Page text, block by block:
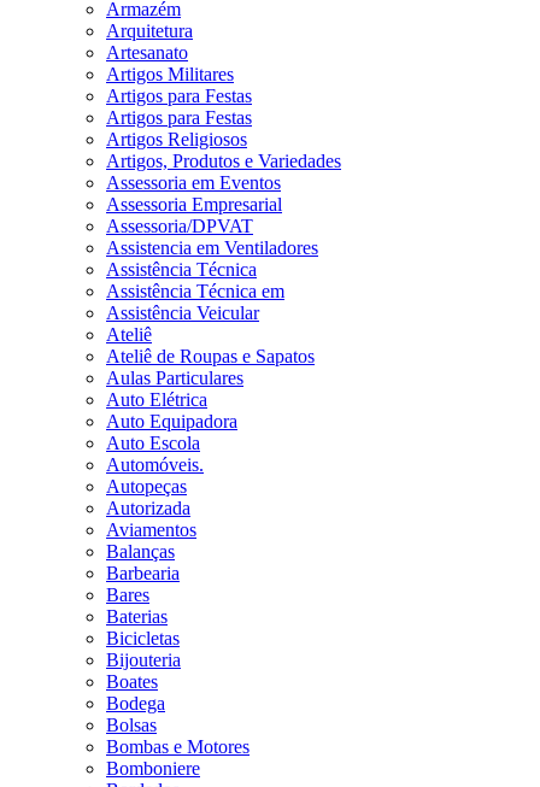
Armazém
Arquitetura
Artesanato
Artigos Militares
Artigos para Festas
Artigos para Festas
Artigos Religiosos
Artigos, Produtos e Variedades
Assessoria em Eventos
Assessoria Empresarial
Assessoria/DPVAT
Assistencia em Ventiladores
Assistência Técnica
Assistência Técnica em
Assistência Veicular
Ateliê
Ateliê de Roupas e Sapatos
Aulas Particulares
Auto Elétrica
Auto Equipadora
Auto Escola
Automóveis.
Autopeças
Autorizada
Aviamentos
Balanças
Barbearia
Bares
Baterias
Bicicletas
Bijouteria
Boates
Bodega
Bolsas
Bombas e Motores
Bomboniere